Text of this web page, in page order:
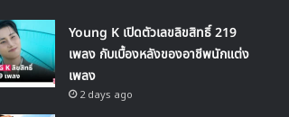
Young K เปิดตัวเลขลิขสิทธิ์ 219
เพลง กับเบื้องหลังของอาชีพนักแต่ง
เพลง
2 days ago